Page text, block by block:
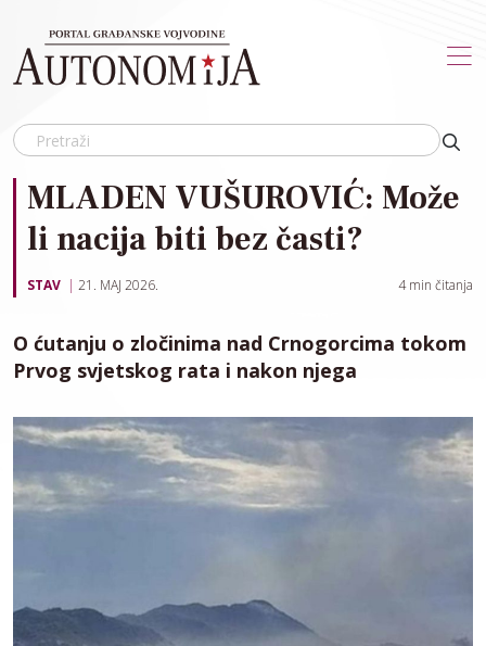
MLADEN VUŠUROVIĆ: Može
li nacija biti bez časti?
STAV 21. MAJ 2026. 4 min čitanja
O ćutanju o zločinima nad Crnogorcima tokom
Prvog svjetskog rata i nakon njega